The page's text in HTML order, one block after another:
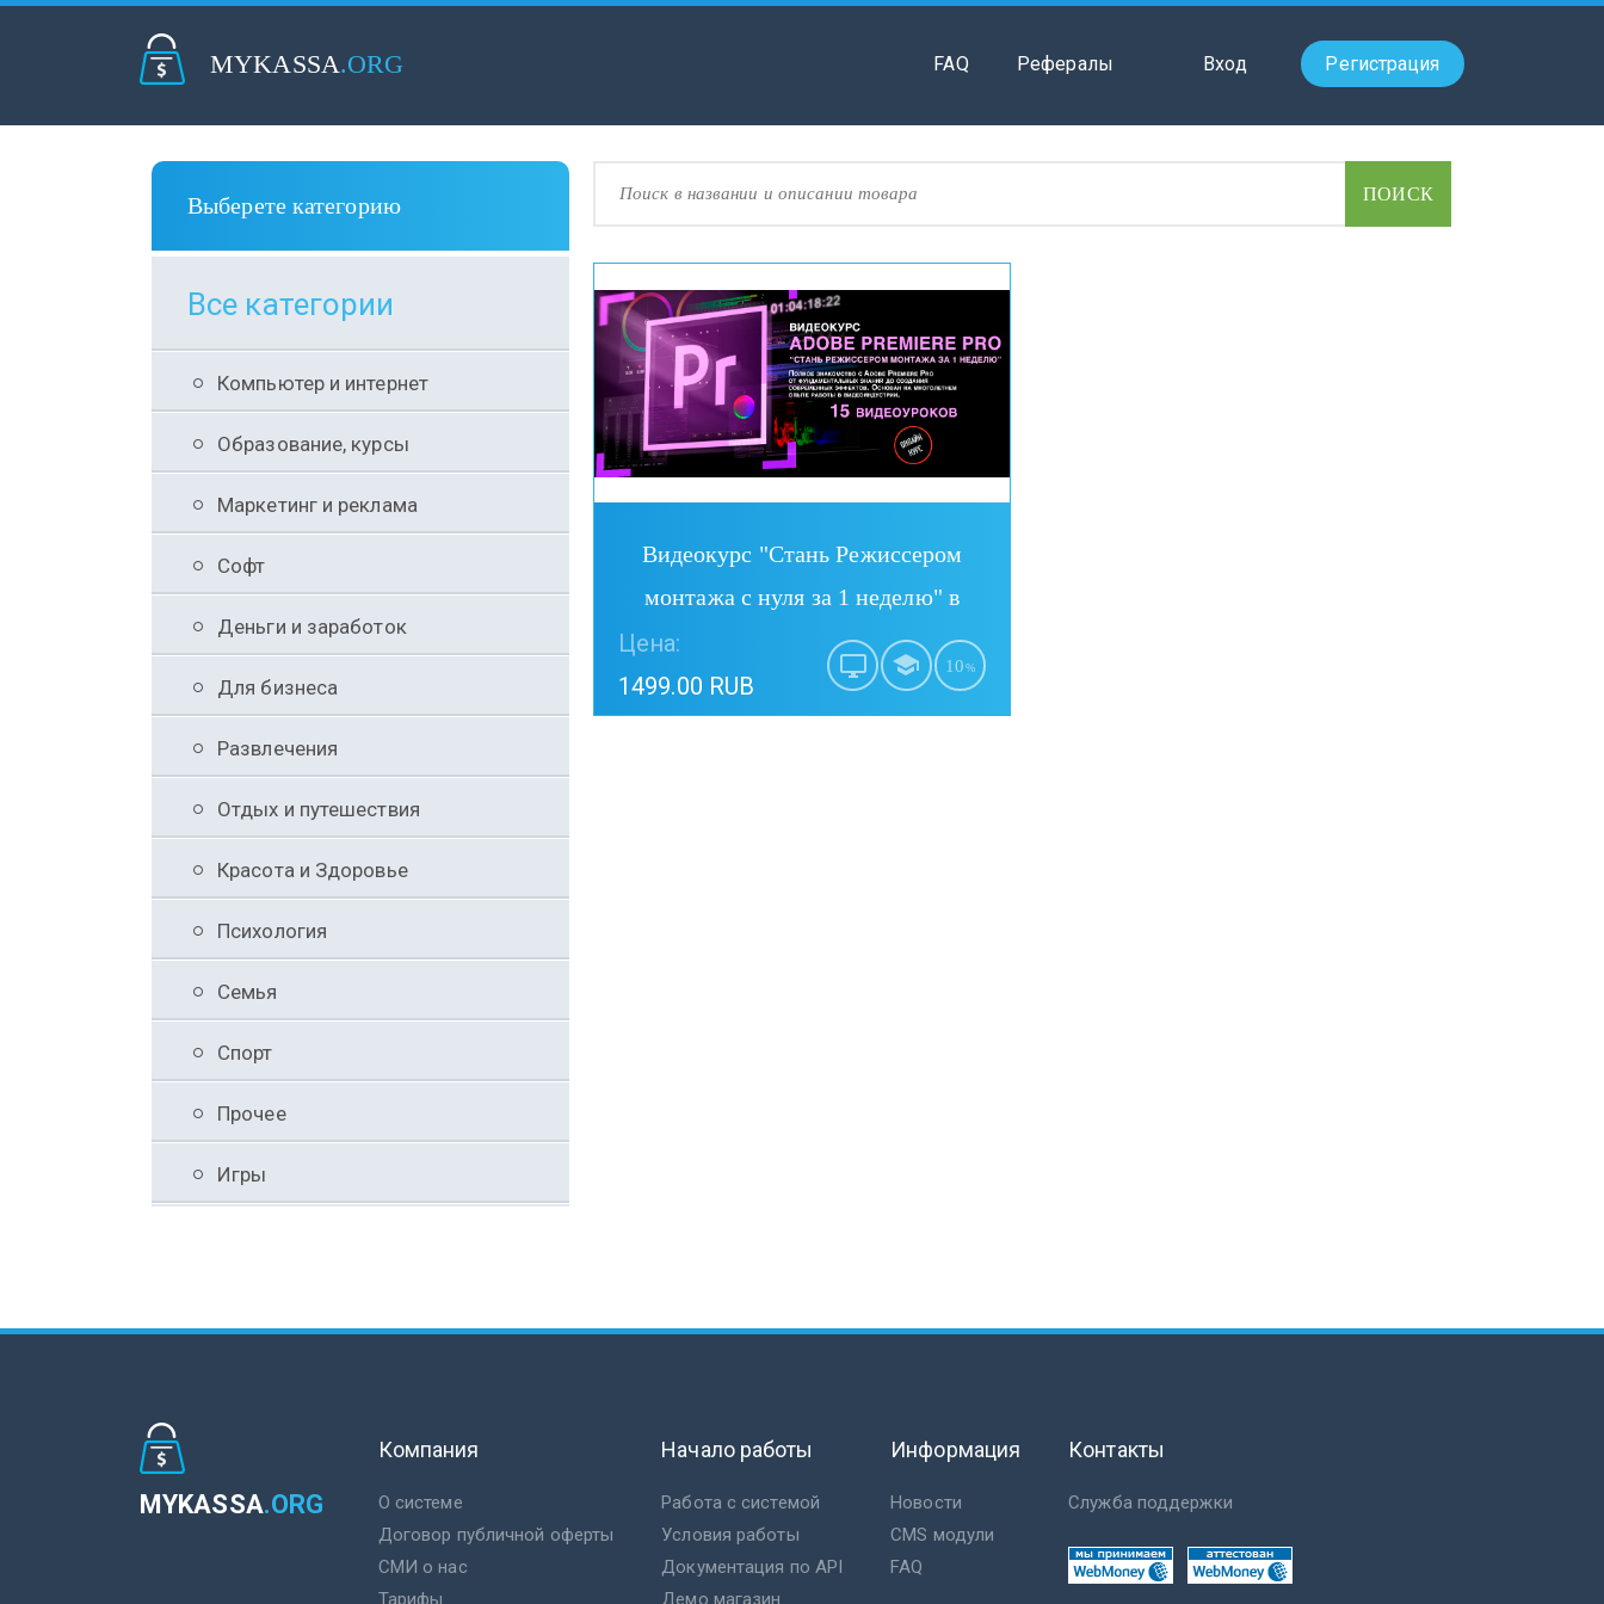
MYKASSA.ORG Вход Регистрация
FAQ Рефералы
Выберете категорию
Все категории
Компьютер и интернет
Образование, курсы
Маркетинг и реклама
Софт
Деньги и заработок
Для бизнеса
Развлечения
Отдых и путешествия
Красота и Здоровье
Психология
Семья
Спорт
Прочее
Игры
Видеокурс "Стань Режиссером
монтажа с нуля за 1 неделю" в
Adobe Premiere Pro
Цена:
1499.00 RUB
10%
MYKASSA.ORG
Компания
О системе
Договор публичной оферты
СМИ о нас
Тарифы
Начало работы
Работа с системой
Условия работы
Документация по API
Демо магазин
Информация
Новости
CMS модули
FAQ
Контакты
Служба поддержки